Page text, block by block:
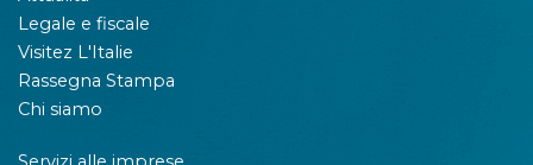
Legale e fiscale
Visitez L'Italie
Rassegna Stampa
Chi siamo